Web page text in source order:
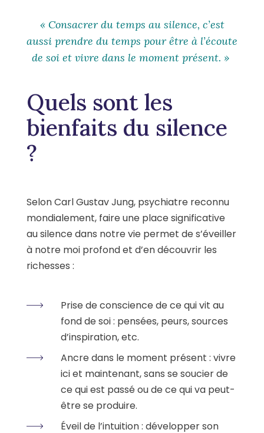
« Consacrer du temps au silence, c’est
aussi prendre du temps pour être à l’écoute
de soi et vivre dans le moment présent. »
Quels sont les
bienfaits du silence
?
Selon Carl Gustav Jung, psychiatre reconnu
mondialement, faire une place significative
au silence dans notre vie permet de s’éveiller
à notre moi profond et d’en découvrir les
richesses :
Prise de conscience de ce qui vit au
fond de soi : pensées, peurs, sources
d’inspiration, etc.
Ancre dans le moment présent : vivre
ici et maintenant, sans se soucier de
ce qui est passé ou de ce qui va peut-
être se produire.
Éveil de l’intuition : développer son